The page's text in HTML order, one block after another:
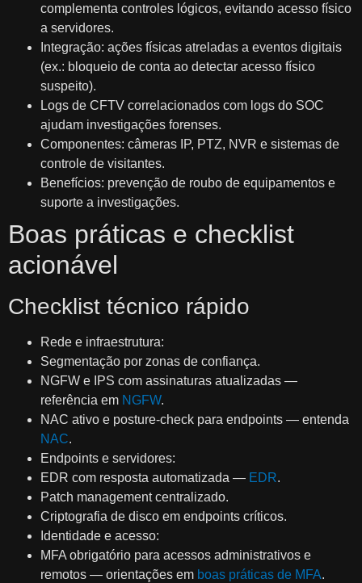
complementa controles lógicos, evitando acesso físico
a servidores.
Integração: ações físicas atreladas a eventos digitais
(ex.: bloqueio de conta ao detectar acesso físico
suspeito).
Logs de CFTV correlacionados com logs do SOC
ajudam investigações forenses.
Componentes: câmeras IP, PTZ, NVR e sistemas de
controle de visitantes.
Benefícios: prevenção de roubo de equipamentos e
suporte a investigações.
Boas práticas e checklist
acionável
Checklist técnico rápido
Rede e infraestrutura:
Segmentação por zonas de confiança.
NGFW e IPS com assinaturas atualizadas —
referência em NGFW.
NAC ativo e posture-check para endpoints — entenda
NAC.
Endpoints e servidores:
EDR com resposta automatizada — EDR.
Patch management centralizado.
Criptografia de disco em endpoints críticos.
Identidade e acesso:
MFA obrigatório para acessos administrativos e
remotos — orientações em boas práticas de MFA.